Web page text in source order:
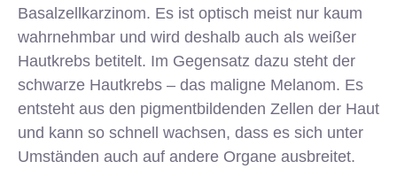
Basalzellkarzinom. Es ist optisch meist nur kaum
wahrnehmbar und wird deshalb auch als weißer
Hautkrebs betitelt. Im Gegensatz dazu steht der
schwarze Hautkrebs – das maligne Melanom. Es
entsteht aus den pigmentbildenden Zellen der Haut
und kann so schnell wachsen, dass es sich unter
Umständen auch auf andere Organe ausbreitet.